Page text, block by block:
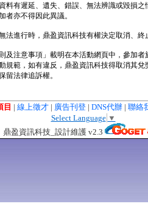
料有遲延、遺失、錯誤、無法辨識或毀損
者亦不得因此異議。
法進行時，鼎盈資訊科技有權決定取消、終
及注意事項」載明在本活動網頁中，參加
規範，如有違反，鼎盈資訊科技得取消其兌
留法律追訴權。
目 | 線上徵才 | 廣告刊登 | DNS代辦 | 聯絡
Select Language ▼
鼎盈資訊科技_設計維護 v2.3